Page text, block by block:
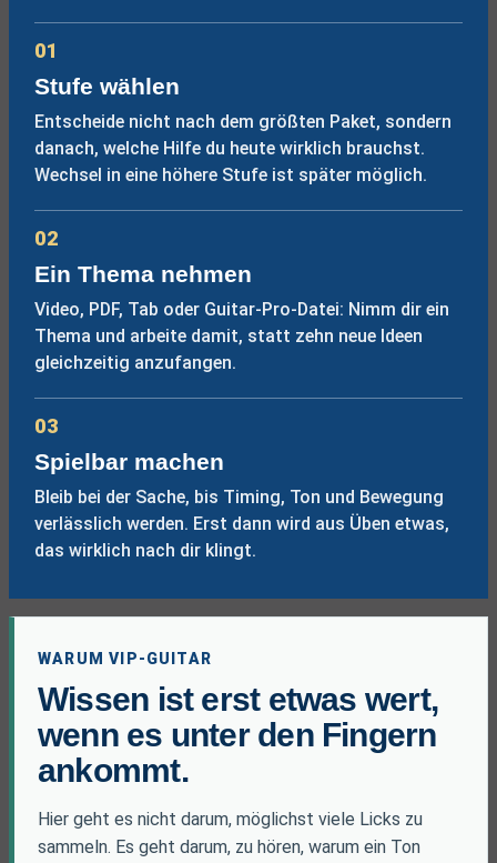
01
Stufe wählen
Entscheide nicht nach dem größten Paket, sondern
danach, welche Hilfe du heute wirklich brauchst.
Wechsel in eine höhere Stufe ist später möglich.
02
Ein Thema nehmen
Video, PDF, Tab oder Guitar-Pro-Datei: Nimm dir ein
Thema und arbeite damit, statt zehn neue Ideen
gleichzeitig anzufangen.
03
Spielbar machen
Bleib bei der Sache, bis Timing, Ton und Bewegung
verlässlich werden. Erst dann wird aus Üben etwas,
das wirklich nach dir klingt.
WARUM VIP-GUITAR
Wissen ist erst etwas wert,
wenn es unter den Fingern
ankommt.
Hier geht es nicht darum, möglichst viele Licks zu
sammeln. Es geht darum, zu hören, warum ein Ton